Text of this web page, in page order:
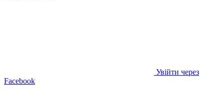
Увійти через
Facebook